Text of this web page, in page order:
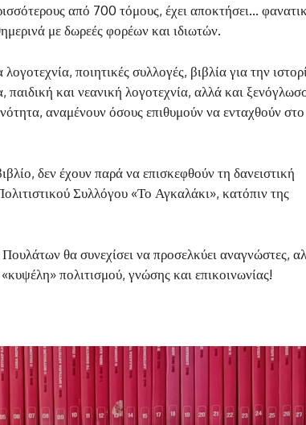
από 700 τόμους, έχει αποκτήσει…
με δωρεές φορέων και ιδιωτών.
ποιητικές συλλογές, βιβλία για την
παιδική και νεανική λογοτεχνία, αλλά και
αναμένουν όσους επιθυμούν να ενταχθούν στο
δεν έχουν παρά να επισκεφθούν τη δανειστική
Συλλόγου «Το Αγκαλάκι», κατόπιν της
θα συνεχίσει να προσελκύει αναγνώστες,
πολιτισμού, γνώσης και επικοινωνίας!